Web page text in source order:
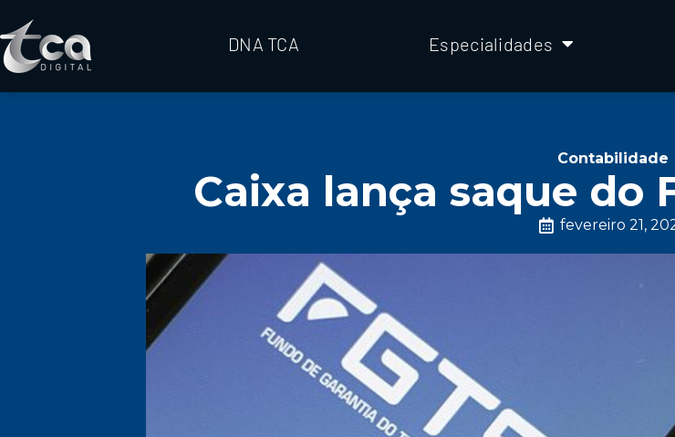
DNA TCA Especialidades
Contabilidade
Caixa lança saque do
fevereiro 21,